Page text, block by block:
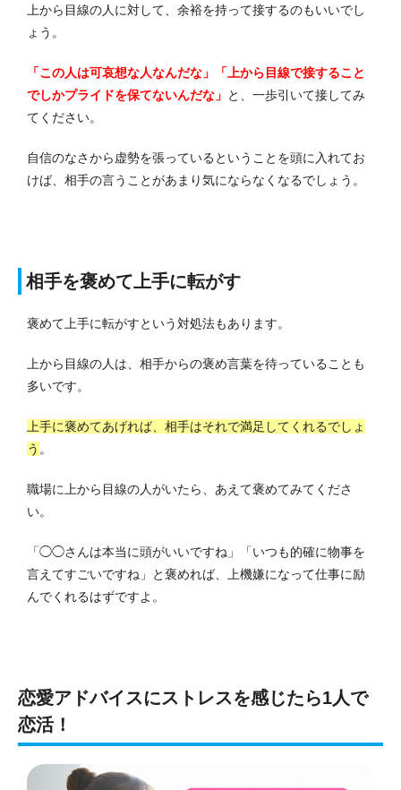
上から目線の人に対して、余裕を持って接するのもいいでし
ょう。
「この人は可哀想な人なんだな」「上から目線で接すること
でしかプライドを保てないんだな」 と、一歩引いて接してみ
てください。
自信のなさから虚勢を張っているということを頭に入れてお
けば、相手の言うことがあまり気にならなくなるでしょう。
相手を褒めて上手に転がす
褒めて上手に転がすという対処法もあります。
上から目線の人は、相手からの褒め言葉を待っていることも
多いです。
上手に褒めてあげれば、相手はそれで満足してくれるでしょ
う 。
職場に上から目線の人がいたら、あえて褒めてみてくださ
い。
「◯◯さんは本当に頭がいいですね」「いつも的確に物事を
言えてすごいですね」と褒めれば、上機嫌になって仕事に励
んでくれるはずですよ。
恋愛アドバイスにストレスを感じたら1人で
恋活！